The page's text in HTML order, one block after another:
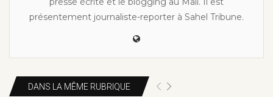
présentement journaliste-reporter à Sahel Tribune.
DANS LA MÊME RUBRIQUE